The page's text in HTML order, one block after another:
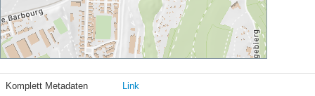
Komplett Metadaten Link